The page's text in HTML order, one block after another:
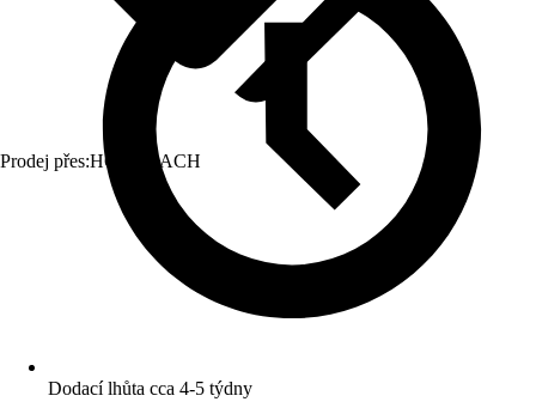
Prodej přes:HORNBACH
Dodací lhůta cca 4-5 týdny